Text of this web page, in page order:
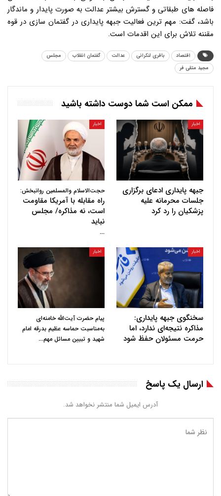
فاصله های طبقاتی و گسترش بیشتر عدالت به صورت پایدار و ماندگار
باشد، گفت: مهم ترین فعالیت جبهه پایداری در گفتمان سازی در قوه
مقننه تلاش برای این اقدمات است.
اقتصاد باقری لنکرانی عدالت گفتمان انقلاب
مجلس
مجید متقی فر
ممکن است شما دوست داشته باشید
اخبار
جبهه پایداری ادعای برگزاری
جلسات محرمانه علیه
پزشکیان را رد کرد
اخبار
حجت‌الاسلام والمسلمین روانبخش:
راه مقابله با آمریکا مقاومت
است، نه مذاکره/ مجلس
نباید
…
اخبار
سخنگوی جبهه پایداری:
مذاکره نتیجه‌ای ندارد، اما
حرمت مسئولان حفظ شود
اخبار
پیام حضرت آیت‌الله خامنه‌ای
به‌مناسبت حماسه عظیم بدرقه امام
شهید و تبیین مسائل مهم…
ارسال یک پاسخ
آدرس ایمیل شما منتشر نخواهد شد.